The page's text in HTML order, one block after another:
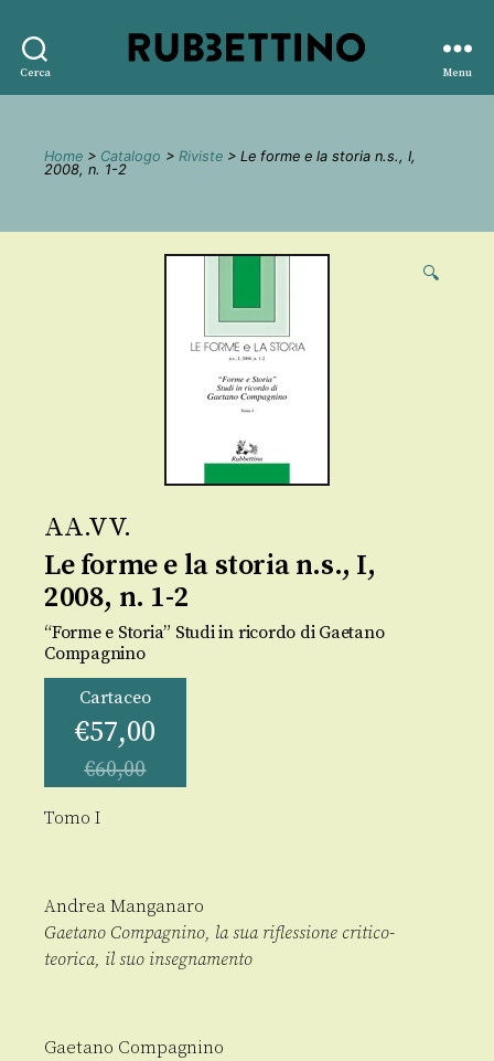
Cerca
editore
Menu
Home > Catalogo > Riviste > Le forme e la storia n.s., I,
2008, n. 1-2
🔍
AA.VV.
Le forme e la storia n.s., I,
2008, n. 1-2
“Forme e Storia” Studi in ricordo di Gaetano
Compagnino
Cartaceo
€57,00
€60,00
Tomo I
Andrea Manganaro
Gaetano Compagnino, la sua riflessione critico-
teorica, il suo insegnamento
Gaetano Compagnino